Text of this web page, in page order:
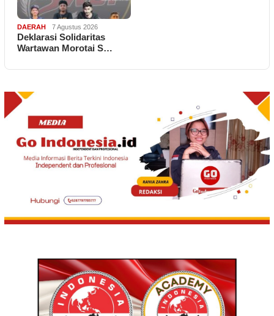
DAERAH 7 Agustus 2026
Deklarasi Solidaritas
Wartawan Morotai S…